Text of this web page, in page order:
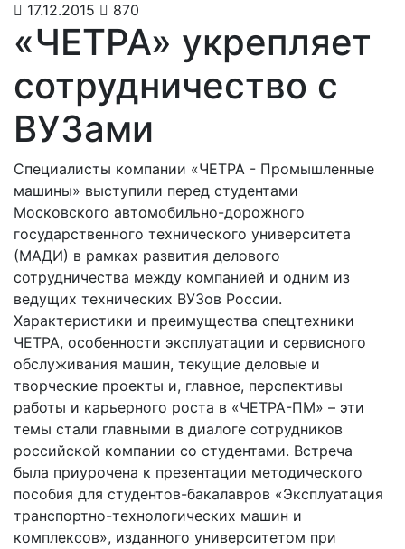
17.12.2015 870
«ЧЕТРА» укрепляет
сотрудничество с
ВУЗами
Специалисты компании «ЧЕТРА - Промышленные
машины» выступили перед студентами
Московского автомобильно-дорожного
государственного технического университета
(МАДИ) в рамках развития делового
сотрудничества между компанией и одним из
ведущих технических ВУЗов России.
Характеристики и преимущества спецтехники
ЧЕТРА, особенности эксплуатации и сервисного
обслуживания машин, текущие деловые и
творческие проекты и, главное, перспективы
работы и карьерного роста в «ЧЕТРА-ПМ» – эти
темы стали главными в диалоге сотрудников
российской компании со студентами. Встреча
была приурочена к презентации методического
пособия для студентов-бакалавров «Эксплуатация
транспортно-технологических машин и
комплексов», изданного университетом при